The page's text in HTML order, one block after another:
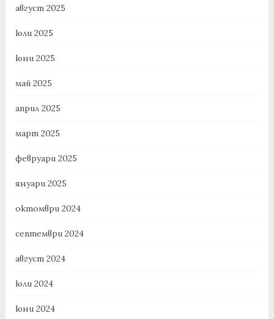
август 2025
юли 2025
юни 2025
май 2025
април 2025
март 2025
февруари 2025
януари 2025
октомври 2024
септември 2024
август 2024
юли 2024
юни 2024